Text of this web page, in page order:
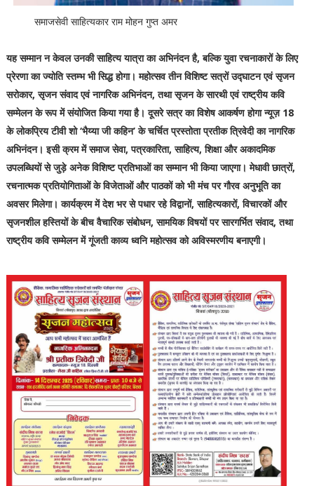
समाजसेवी साहित्यकार राम मोहन गुप्त अमर
यह सम्मान न केवल उनकी साहित्य यात्रा का अभिनंदन है, बल्कि युवा रचनाकारों के लिए
प्रेरणा का ज्योति स्तम्भ भी सिद्ध होगा। महोत्सव तीन विशिष्ट सत्रों उद्घाटन एवं सृजन
सरोकार, सृजन संवाद एवं नागरिक अभिनंदन, तथा सृजन के सारथी एवं राष्ट्रीय कवि
सम्मेलन के रूप में संयोजित किया गया है। दूसरे सत्र का विशेष आकर्षण होगा न्यूज़ 18
के लोकप्रिय टीवी शो ‘भैय्या जी कहिन’ के चर्चित प्रस्तोता प्रतीक त्रिवेदी का नागरिक
अभिनंदन। इसी क्रम में समाज सेवा, पत्रकारिता, साहित्य, शिक्षा और अकादमिक
उपलब्धियों से जुड़े अनेक विशिष्ट प्रतिभाओं का सम्मान भी किया जाएगा। मेधावी छात्रों,
रचनात्मक प्रतियोगिताओं के विजेताओं और पाठकों को भी मंच पर गौरव अनुभूति का
अवसर मिलेगा। कार्यक्रम में देश भर से पधार रहे विद्वानों, साहित्यकारों, विचारकों और
सृजनशील हस्तियों के बीच वैचारिक संबोधन, सामयिक विषयों पर सारगर्भित संवाद, तथा
राष्ट्रीय कवि सम्मेलन में गूंजती काव्य ध्वनि महोत्सव को अविस्मरणीय बनाएगी।